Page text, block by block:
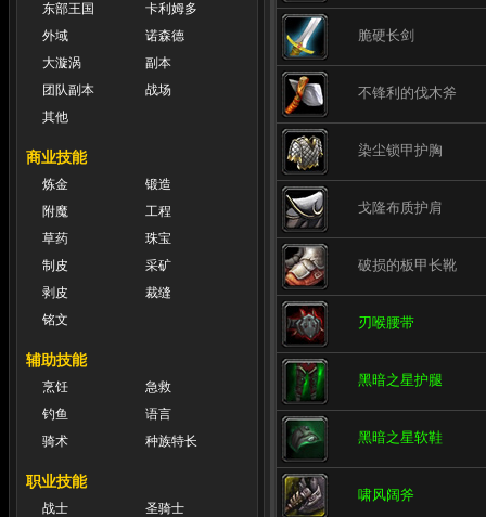
东部王国
卡利姆多
外域
诺森德
大漩涡
副本
团队副本
战场
其他
商业技能
炼金
锻造
附魔
工程
草药
珠宝
制皮
采矿
剥皮
裁缝
铭文
辅助技能
烹饪
急救
钓鱼
语言
骑术
种族特长
职业技能
战士
圣骑士
脆硬长剑
不锋利的伐木斧
染尘锁甲护胸
戈隆布质护肩
破损的板甲长靴
刃喉腰带
黑暗之星护腿
黑暗之星软鞋
啸风阔斧